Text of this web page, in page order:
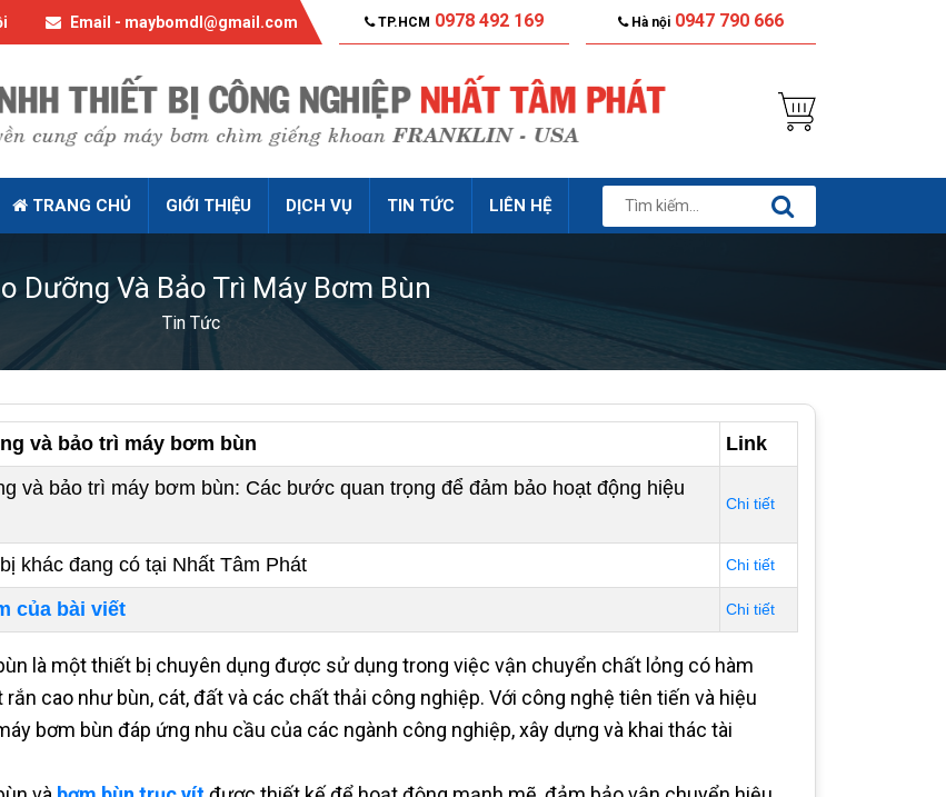
Email - maybomdl@gmail.com TP.HCM 0978 492 169 Hà nội 0947 790 666
TRANG CHỦ GIỚI THIỆU DỊCH VỤ TIN TỨC LIÊN HỆ
Dưỡng Và Bảo Trì Máy Bơm Bùn
Tin Tức
và bảo trì máy bơm bùn
Link
và bảo trì máy bơm bùn: Các bước quan trọng để đảm bảo hoạt động hiệu
Chi tiết
khác đang có tại Nhất Tâm Phát Chi tiết
của bài viết Chi tiết
là một thiết bị chuyên dụng được sử dụng trong việc vận chuyển chất lỏng có hàm
rắn cao như bùn, cát, đất và các chất thải công nghiệp. Với công nghệ tiên tiến và hiệu
bơm bùn đáp ứng nhu cầu của các ngành công nghiệp, xây dựng và khai thác tài